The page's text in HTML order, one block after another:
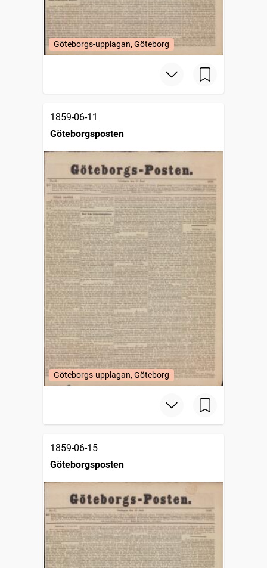
Göteborgs-upplagan, Göteborg
1859-06-11
Göteborgsposten
Göteborgs-upplagan, Göteborg
1859-06-15
Göteborgsposten